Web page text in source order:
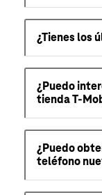
¿Tienes los
¿Puedo
tienda T-
¿Puedo
teléfono